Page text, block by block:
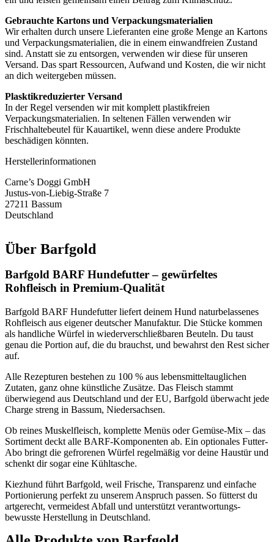
Gebrauchte Kartons und Verpackungsmaterialien
Wir erhalten durch unsere Lieferanten eine große Menge an Kartons
und Verpackungsmaterialien, die in einem einwandfreien Zustand
sind. Anstatt sie zu entsorgen, verwenden wir diese für unseren
Versand. Das spart Ressourcen, Aufwand und Kosten, die wir nicht
an dich weitergeben müssen.
Plasktikreduzierter Versand
In der Regel versenden wir mit komplett plastikfreien
Verpackungsmaterialien. In seltenen Fällen verwenden wir
Frischhaltebeutel für Kauartikel, wenn diese andere Produkte
beschädigen könnten.
Herstellerinformationen
Carne’s Doggi GmbH
Justus-von-Liebig-Straße 7
27211 Bassum
Deutschland
Über Barfgold
Barfgold BARF Hundefutter – gewürfeltes
Rohfleisch in Premium-Qualität
Barfgold BARF Hundefutter liefert deinem Hund naturbelassenes
Rohfleisch aus eigener deutscher Manufaktur. Die Stücke kommen
als handliche Würfel in wiederverschließbaren Beuteln. Du taust
genau die Portion auf, die du brauchst, und bewahrst den Rest sicher
auf.
Alle Rezepturen bestehen zu 100 % aus lebensmittel­tauglichen
Zutaten, ganz ohne künstliche Zusätze. Das Fleisch stammt
überwiegend aus Deutschland und der EU, Barfgold überwacht jede
Charge streng in Bassum, Niedersachsen.
Ob reines Muskelfleisch, komplette Menüs oder Gemüse-Mix – das
Sortiment deckt alle BARF-Komponenten ab. Ein optionales Futter-
Abo bringt die gefrorenen Würfel regelmäßig vor deine Haustür und
schenkt dir sogar eine Kühltasche.
Kiezhund führt Barfgold, weil Frische, Transparenz und einfache
Portionierung perfekt zu unserem Anspruch passen. So fütterst du
artgerecht, vermeidest Abfall und unterstützt verantwortungs­
bewusste Herstellung in Deutschland.